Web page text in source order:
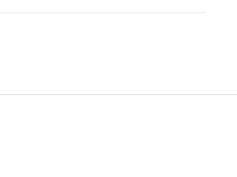
обеспечена при